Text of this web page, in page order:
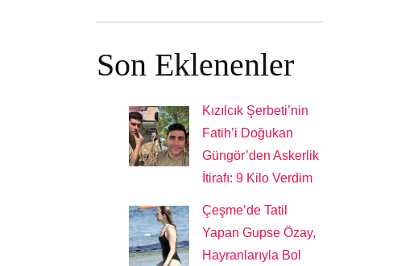
Son Eklenenler
Kızılcık Şerbeti’nin
Fatih’i Doğukan
Güngör’den Askerlik
İtirafı: 9 Kilo Verdim
Çeşme’de Tatil
Yapan Gupse Özay,
Hayranlarıyla Bol